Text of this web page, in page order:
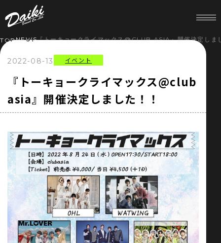
NEWS
COMPANY
RECRUIT
STORE
TOPNEWS『トーキョークライマックス@CLUB ASIA』開催決定しま
2022-08-13 イベント
『トーキョークライマックス@club
asia』開催決定しました！！